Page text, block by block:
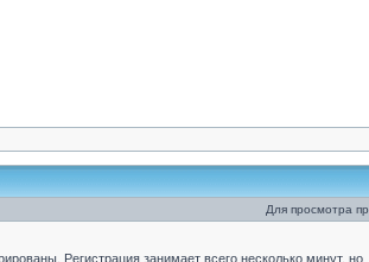
Для просмотра
Регистрация занимает всего несколько минут, но